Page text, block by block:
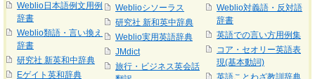
Weblio日本語例文用例
辞書
Weblio類語・言い換え
辞書
研究社 新英和中辞典
Eゲイト英和辞典
Weblioシソーラス
研究社 新和英中辞典
Weblio実用英語辞典
JMdict
旅行・ビジネス英会話
Weblio対義語・反対語
辞書
英語での言い方用例集
コア・セオリー英語表
現(基本動詞)
英語ことわざ教訓辞典